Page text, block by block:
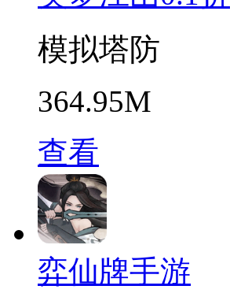
模拟塔防
364.95M
查看
弈仙牌手游